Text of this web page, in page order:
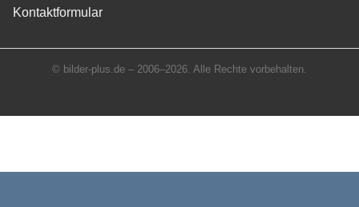
Kontaktformular
© bilder-plus.de – 2006–2026. Alle Rechte vorbehalten.